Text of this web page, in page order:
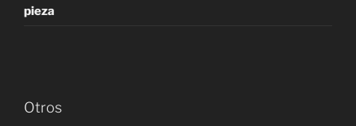
pieza
Otros